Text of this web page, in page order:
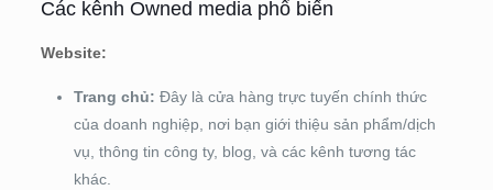
Các kênh Owned media phổ biến
Website:
Trang chủ: Đây là cửa hàng trực tuyến chính thức
của doanh nghiệp, nơi bạn giới thiệu sản phẩm/dịch
vụ, thông tin công ty, blog, và các kênh tương tác
khác.